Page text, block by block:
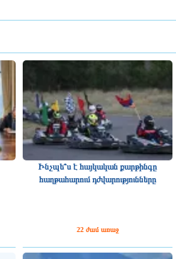
Ինչպե՞ս է հայկական քարթինգը
հաղթահարում դժվարությունները
22 ժամ առաջ